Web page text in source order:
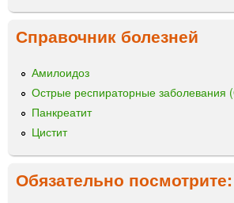
Справочник болезней
Амилоидоз
Острые респираторные заболевания
Панкреатит
Цистит
Обязательно посмотрите: